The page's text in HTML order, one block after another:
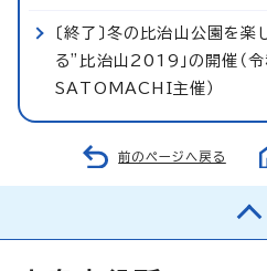
〔終了〕冬の比治山公園を楽
る”比治山2019」の開催（
SATOMACHI主催）
前のページへ戻る